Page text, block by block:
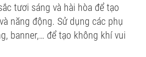
tươi sáng và hài hòa để tạo
năng động. Sử dụng các phụ
banner,… để tạo không khí vui